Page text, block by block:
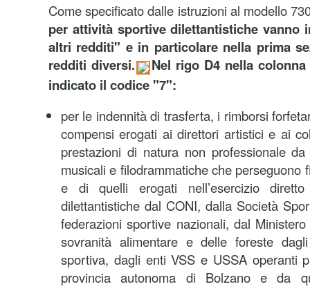
Come specificato dalle istruzioni al modello
per attività sportive dilettantistiche vanno
altri redditi" e in particolare nella prima
redditi diversi.
Nel rigo D4 nella
indicato il codice "7":
per le indennità di trasferta, i rimborsi
compensi erogati ai direttori artistici e ai
prestazioni di natura non professionale
musicali e filodrammatiche che perseguono
e di quelli erogati nell’esercizio
dilettantistiche dal CONI, dalla Società
federazioni sportive nazionali, dal Ministero
sovranità alimentare e delle foreste
sportiva, dagli enti VSS e USSA operanti
provincia autonoma di Bolzano e da